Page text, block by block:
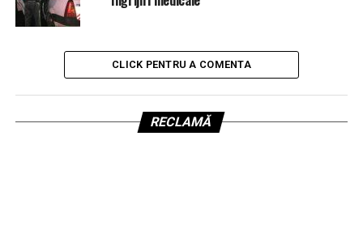
CLICK PENTRU A COMENTA
RECLAMĂ